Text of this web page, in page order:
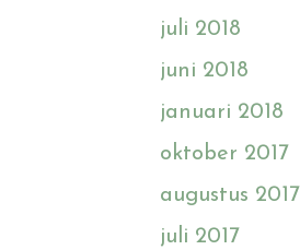
juli 2018
juni 2018
januari 2018
oktober 2017
augustus 2017
juli 2017